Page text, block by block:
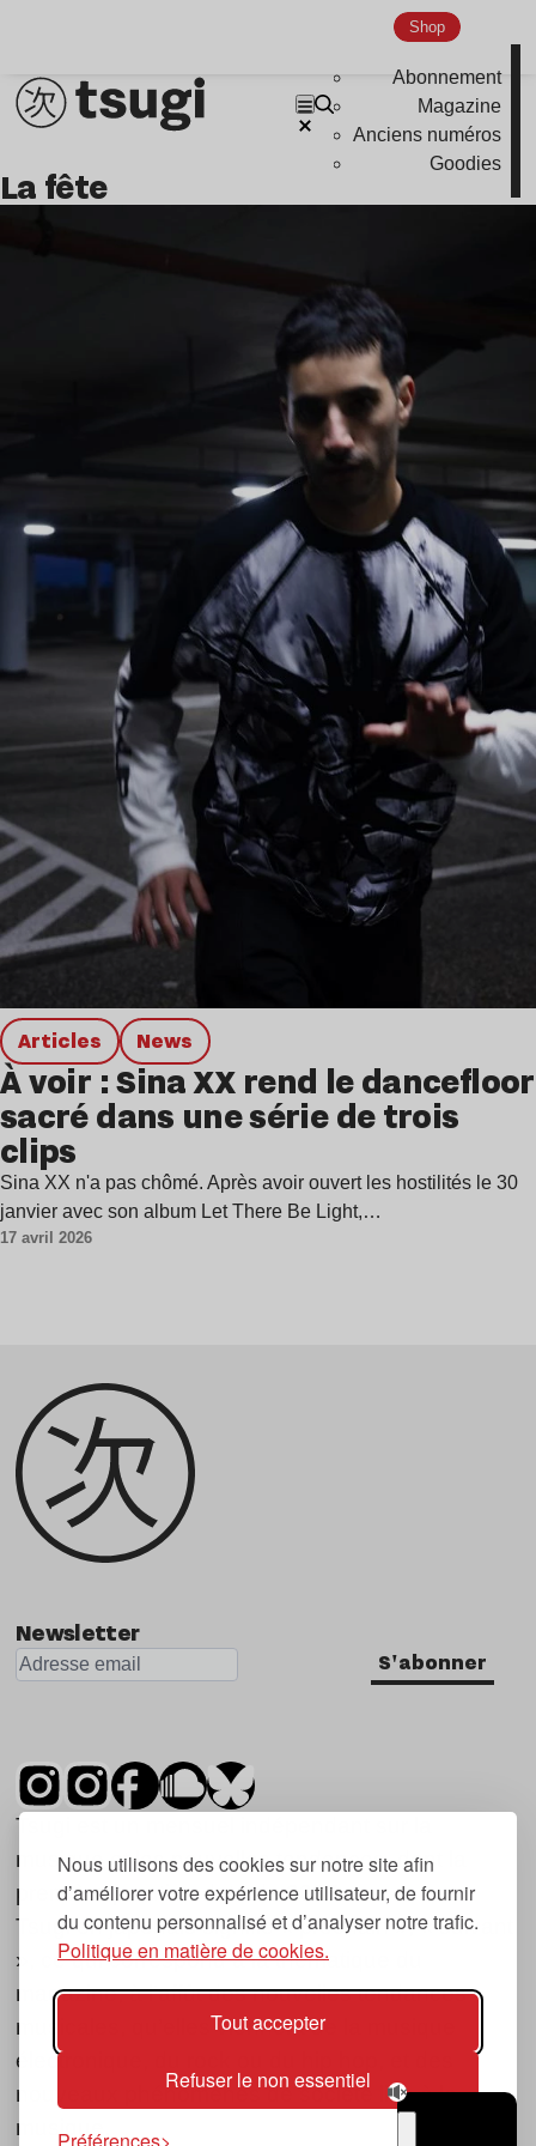
Nous utilisons des cookies sur notre site afin
d’améliorer votre expérience utilisateur, de fournir
du contenu personnalisé et d’analyser notre trafic.
Politique en matière de cookies.
Tout accepter
Refuser le non essentiel
Shop
Abonnement
Magazine
Anciens numéros
Goodies
la fête
Articles news
À voir : Sina XX rend le dancefloor
sacré dans une série de trois
clips
Sina XX n'a pas chômé. Après avoir ouvert les hostilités le 30
janvier avec son album Let There Be Light,…
17 avril 2026
Newsletter
S'abonner
Tsugi est un mensuel indépendant sur la
musique et les nouvelles tendances, dont la
première parution date de 2007.
Tsugi en japonais signifie « prochain », « suivant
», ce qui correspond à la thématique du
magazine, à l’affût des nouvelles tendances
musicales, qu’elles viennent de la musique
électronique, du rock ou du hip hop, et des
nouveaux phénomènes de société liés à la
musique.